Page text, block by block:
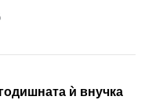
ѝ внучка